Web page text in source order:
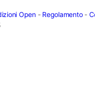
Open- Regolamento-